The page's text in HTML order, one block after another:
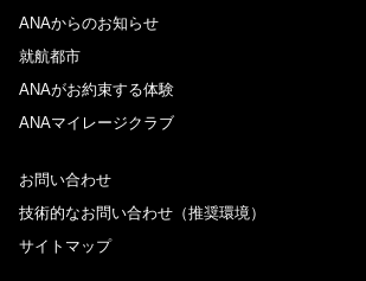
ANAからのお知らせ
就航都市
ANAがお約束する体験
ANAマイレージクラブ
お問い合わせ
技術的なお問い合わせ（推奨環境）
サイトマップ